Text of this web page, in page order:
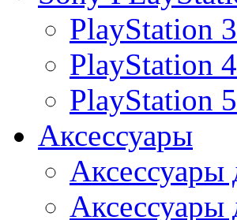
PlayStation
PlayStation
PlayStation
Аксессуары
Аксессуары